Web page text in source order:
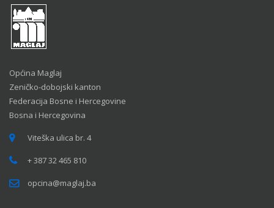
Općina Maglaj
Zeničko-dobojski kanton
Federacija Bosne i Hercegovine
Bosna i Hercegovina
Viteška ulica br. 4
+ 387 32 465 810
opcina@maglaj.ba